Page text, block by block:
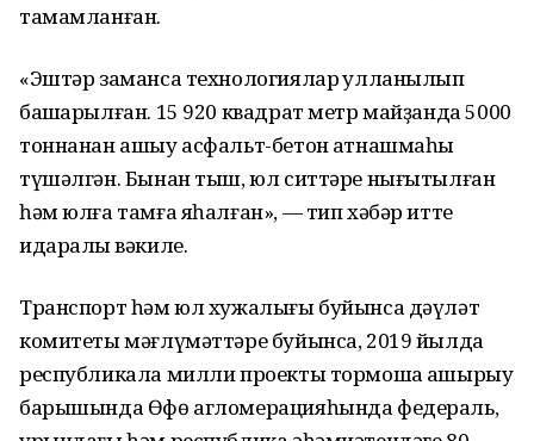
тамамланған.
«Эштәр заманса технологиялар ҡулланылып
башҡарылған. 15 920 квадрат метр майҙанда 5000
тоннанан ашыу асфальт-бетон ҡатнашмаһы
түшәлгән. Бынан тыш, юл ситтәре нығытылған
һәм юлға тамға яһалған», — тип хәбәр итте
идаралыҡ вәкиле.
Транспорт һәм юл хужалығы буйынса дәүләт
комитеты мәғлүмәттәре буйынса, 2019 йылда
республикала милли проекты тормошҡа ашырыу
барышында Өфө агломерацияһында федераль,